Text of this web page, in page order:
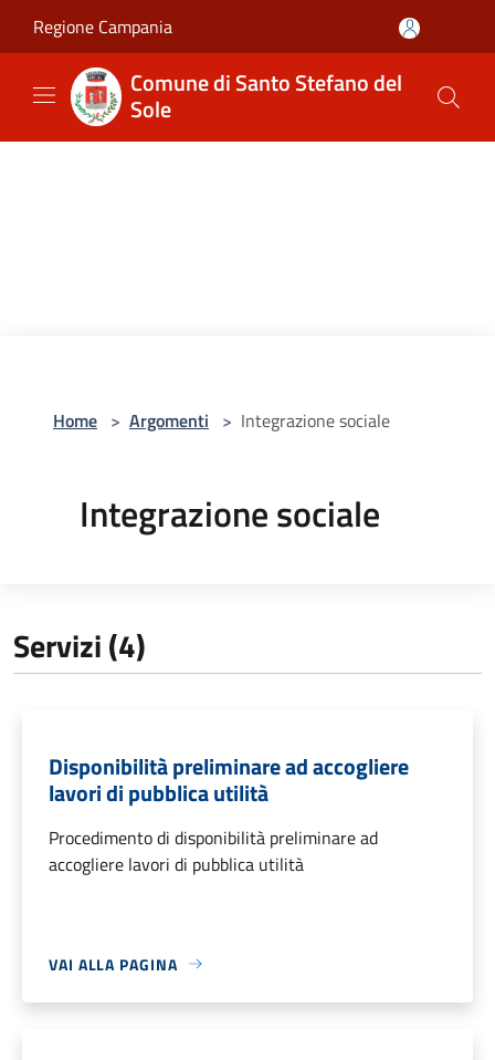
Regione Campania
Comune di Santo Stefano del
Sole
Home > Argomenti > Integrazione sociale
Integrazione sociale
Servizi (4)
Disponibilità preliminare ad accogliere
lavori di pubblica utilità
Procedimento di disponibilità preliminare ad
accogliere lavori di pubblica utilità
VAI ALLA PAGINA